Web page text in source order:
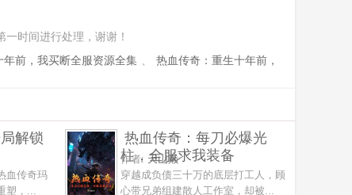
时间进行处理，谢谢！
年前，我买断全服资源全集 、
热血传奇：重生十年前，
解锁
血传奇玛
塑，...
热血传奇：每刀必爆光
柱，全服求我装备
作者: 天山巅
穿越成负债三十万的底层打工人，顾
心带兄弟组建散人工作室，却被...